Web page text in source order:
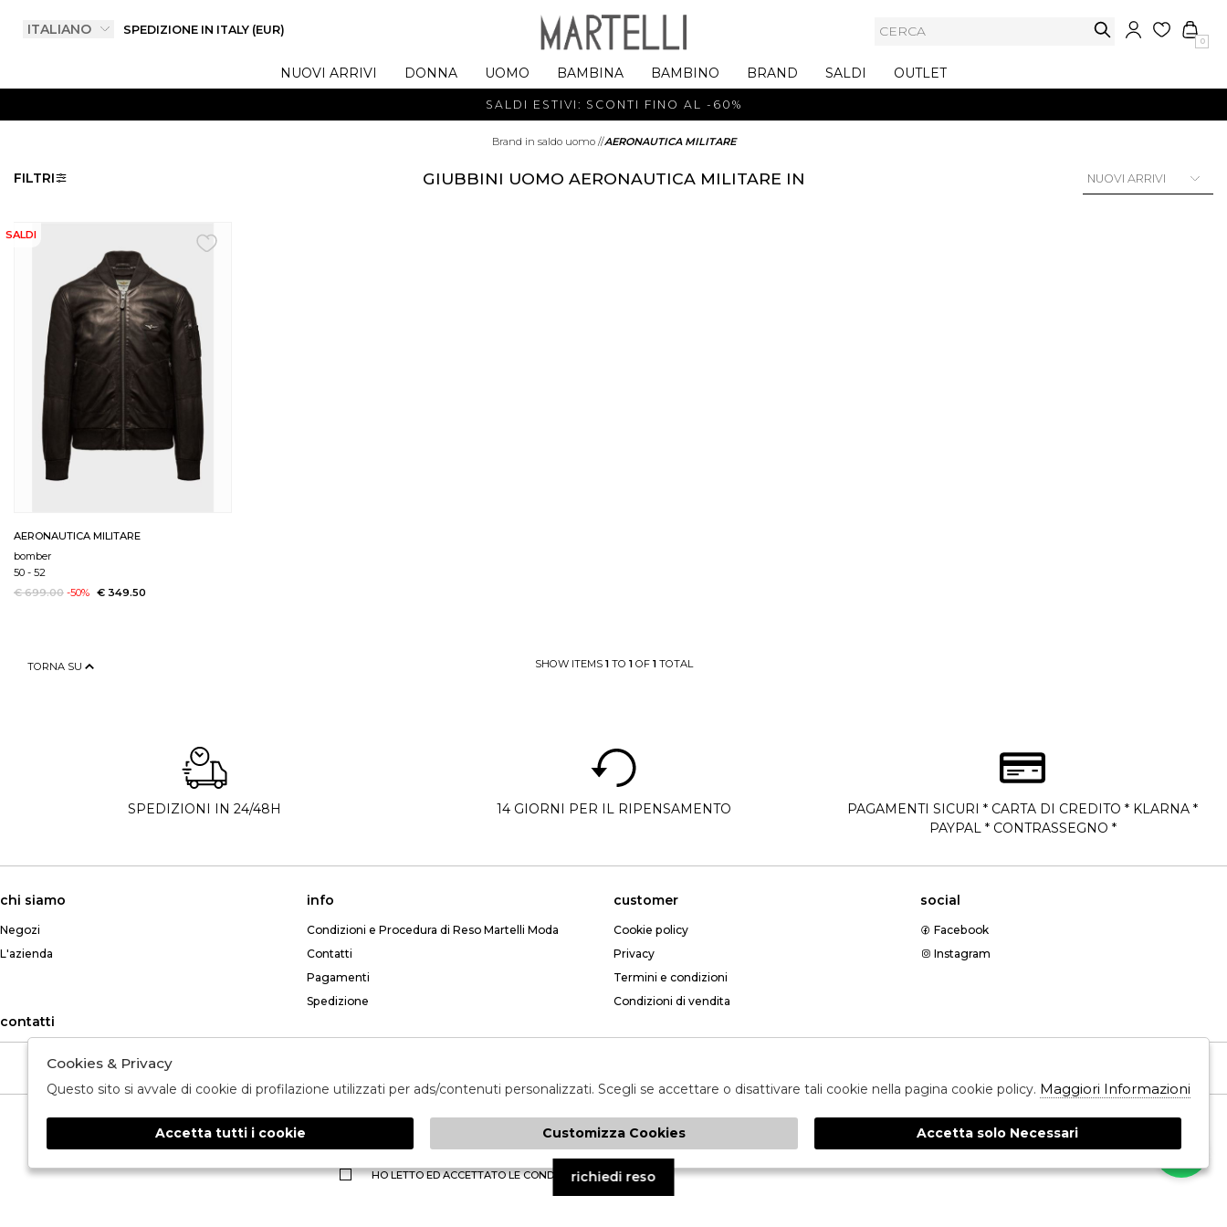
SPEDIZIONE IN ITALY (EUR)
0
NUOVI ARRIVI DONNA UOMO BAMBINA BAMBINO BRAND SALDI OUTLET
SALDI ESTIVI: SCONTI FINO AL -60%
Brand in saldo uomo//AERONAUTICA MILITARE
FILTRI
GIUBBINI UOMO AERONAUTICA MILITARE IN
SALDI
AERONAUTICA MILITARE
bomber
50 - 52
€ 699.00 -50% € 349.50
TORNA SU SHOW ITEMS 1TO 1OF 1TOTAL
SPEDIZIONI IN 24/48H 14 GIORNI PER IL RIPENSAMENTO
PAGAMENTI SICURI * CARTA DI CREDITO * KLARNA *
PAYPAL * CONTRASSEGNO *
chi siamo
Negozi
L'azienda
info
Condizioni e Procedura di Reso Martelli Moda
Contatti
Pagamenti
Spedizione
customer
Cookie policy
Privacy
Termini e condizioni
Condizioni di vendita
social
Facebook
Instagram
contatti
Telefono: +39 349 765 8268
HO LETTO ED ACCETTATO LE CONDIZIONI SULLA PRIVACY.
🍪
richiedi reso
Cookies & Privacy
Questo sito si avvale di cookie di profilazione utilizzati per ads/contenuti personalizzati. Scegli se accettare o disattivare tali cookie nella pagina cookie policy. Maggiori Informazioni
Accetta tutti i cookie Customizza Cookies Accetta solo Necessari